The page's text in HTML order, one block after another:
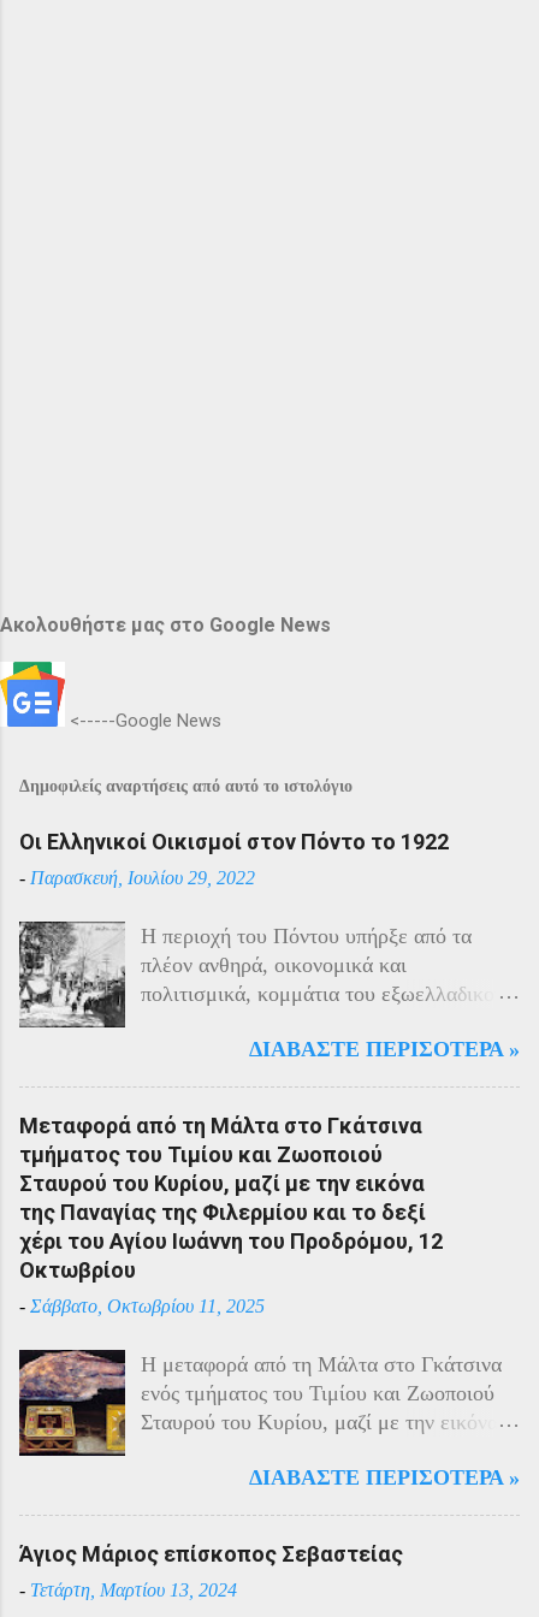
Ακολουθήστε μας στο Google News
<-----Google News
Δημοφιλείς αναρτήσεις από αυτό το ιστολόγιο
Οι Ελληνικοί Οικισμοί στον Πόντο το 1922
- Παρασκευή, Ιουλίου 29, 2022
Η περιοχή του Πόντου υπήρξε από τα
πλέον ανθηρά, οικονομικά και
πολιτισμικά, κομμάτια του εξωελλαδικού
40% του πληθυσμού της περιοχής και μαζί
του Πόντου είχε και αυτός στη διάρκεια
του πολέμου την ίδια τύχη με τον
υπόλοιπο μικρασιατικό πληθυσμό. Με την
είσοδο της Τουρκίας στον πόλεμο
πραγματοποιήθηκαν εκκενώσεις οικισμών,
οικογένειες των φυγοστράτων.
έδωσαν οι Πόντιοι στην καταπίεση με την
οργανωμένη αντίσταση των κατοίκων του.
Αντιδρώντας στις πιέσεις των Τούρκων
αντάρτες στα βουνά και να επιδίδονται σε
ανταρτοπόλεμο εναντίον του τακτικού
στρατού. Η κατάσταση ήταν καλύτερη
στην εκκλησιαστική περιφέρεια της
Τραπεζούντας λόγω των ιδιαίτερων
ΔΙΑΒΆΣΤΕ ΠΕΡΙΣΌΤΕΡΑ »
Μεταφορά από τη Μάλτα στο Γκάτσινα
τμήματος του Τιμίου και Ζωοποιού
Σταυρού του Κυρίου, μαζί με την εικόνα
της Παναγίας της Φιλερμίου και το δεξί
χέρι του Αγίου Ιωάννη του Προδρόμου, 12
Οκτωβρίου
- Σάββατο, Οκτωβρίου 11, 2025
Η μεταφορά από τη Μάλτα στο Γκάτσινα
ενός τμήματος του Τιμίου και Ζωοποιού
Σταυρού του Κυρίου, μαζί με την εικόνα
Φίλερμος στο νησί της Ρόδου) και το δεξί
φυλάσσονταν στο νησί της Μάλτας από
τους Ιππότες του Καθολικού Τάγματος του
ΔΙΑΒΆΣΤΕ ΠΕΡΙΣΌΤΕΡΑ »
Άγιος Μάριος επίσκοπος Σεβαστείας
- Τετάρτη, Μαρτίου 13, 2024